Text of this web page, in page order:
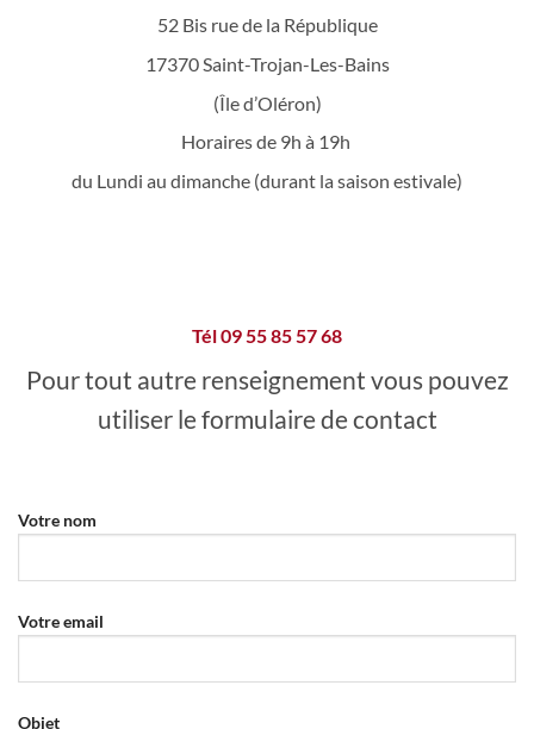
52 Bis rue de la République
17370 Saint-Trojan-Les-Bains
(Île d’Oléron)
Horaires de 9h à 19h
du Lundi au dimanche (durant la saison estivale)
Tél 09 55 85 57 68
Pour tout autre renseignement vous pouvez
utiliser le formulaire de contact
Votre nom
Votre email
Objet